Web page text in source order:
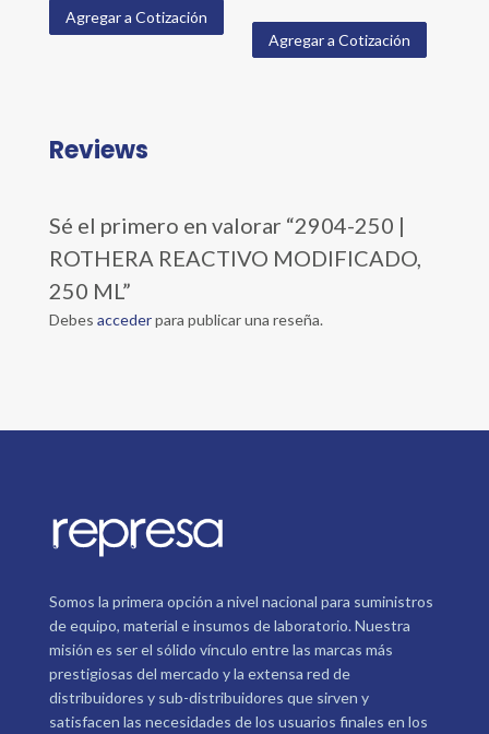
Agregar a Cotización
Agregar a Cotización
Reviews
Sé el primero en valorar “2904-250 |
ROTHERA REACTIVO MODIFICADO,
250 ML”
Debes accederpara publicar una reseña.
Somos la primera opción a nivel nacional para suministros
de equipo, material e insumos de laboratorio. Nuestra
misión es ser el sólido vínculo entre las marcas más
prestigiosas del mercado y la extensa red de
distribuidores y sub-distribuidores que sirven y
satisfacen las necesidades de los usuarios finales en los